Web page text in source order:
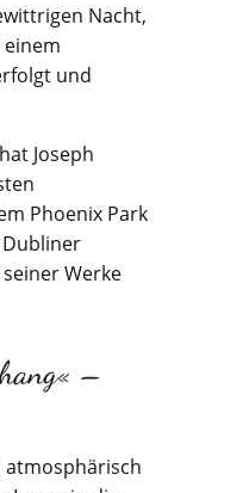
Nacht,
und
Joseph
Phoenix Park
Werke
–
atmosphärisch